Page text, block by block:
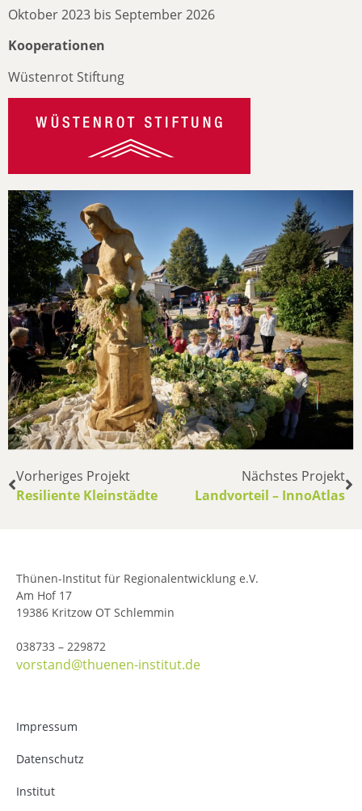
Oktober 2023 bis September 2026
Kooperationen
Wüstenrot Stiftung
Vorheriges Projekt
Resiliente Kleinstädte
Nächstes Projekt
Landvorteil – InnoAtlas
Thünen-Institut für Regionalentwicklung e.V.
Am Hof 17
19386 Kritzow OT Schlemmin
038733 – 229872
vorstand@thuenen-institut.de
Impressum
Datenschutz
Institut